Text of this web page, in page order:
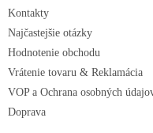
Kontakty
Najčastejšie otázky
Hodnotenie obchodu
Vrátenie tovaru & Reklamácia
VOP a Ochrana osobných
Doprava